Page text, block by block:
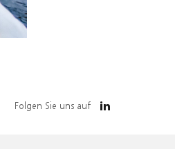
Folgen Sie uns auf